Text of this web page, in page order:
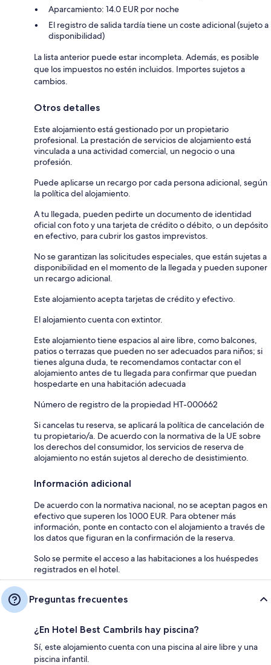
Aparcamiento: 14.0 EUR por noche
El registro de salida tardía tiene un coste adicional (sujeto a
disponibilidad)
La lista anterior puede estar incompleta. Además, es posible
que los impuestos no estén incluidos. Importes sujetos a
cambios.
Otros detalles
Este alojamiento está gestionado por un propietario
profesional. La prestación de servicios de alojamiento está
vinculada a una actividad comercial, un negocio o una
profesión.
Puede aplicarse un recargo por cada persona adicional, según
la política del alojamiento.
A tu llegada, pueden pedirte un documento de identidad
oficial con foto y una tarjeta de crédito o débito, o un depósito
en efectivo, para cubrir los gastos imprevistos.
No se garantizan las solicitudes especiales, que están sujetas a
disponibilidad en el momento de la llegada y pueden suponer
un recargo adicional.
Este alojamiento acepta tarjetas de crédito y efectivo.
El alojamiento cuenta con extintor.
Este alojamiento tiene espacios al aire libre, como balcones,
patios o terrazas que pueden no ser adecuados para niños; si
tienes alguna duda, te recomendamos contactar con el
alojamiento antes de tu llegada para confirmar que puedan
hospedarte en una habitación adecuada
Número de registro de la propiedad HT-000662
Si cancelas tu reserva, se aplicará la política de cancelación de
tu propietario/a. De acuerdo con la normativa de la UE sobre
los derechos del consumidor, los servicios de reserva de
alojamiento no están sujetos al derecho de desistimiento.
Información adicional
De acuerdo con la normativa nacional, no se aceptan pagos en
efectivo que superen los 1000 EUR. Para obtener más
información, ponte en contacto con el alojamiento a través de
los datos que figuran en la confirmación de la reserva.
Solo se permite el acceso a las habitaciones a los huéspedes
registrados en el hotel.
Preguntas frecuentes
¿En Hotel Best Cambrils hay piscina?
Sí, este alojamiento cuenta con una piscina al aire libre y una
piscina infantil.